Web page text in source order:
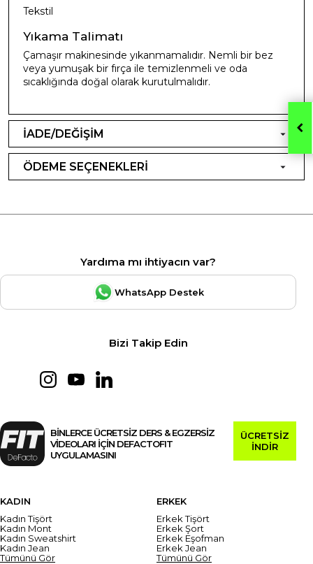
Tekstil
Yıkama Talimatı
Çamaşır makinesinde yıkanmamalıdır. Nemli bir bez
veya yumuşak bir fırça ile temizlenmeli ve oda
sıcaklığında doğal olarak kurutulmalıdır.
İADE/DEĞİŞİM
ÖDEME SEÇENEKLERİ
Yardıma mı ihtiyacın var?
WhatsApp Destek
Bizi Takip Edin
BİNLERCE ÜCRETSİZ DERS & EGZERSİZ
VİDEOLARI İÇİN DEFACTOFIT
UYGULAMASINI
ÜCRETSİZ
İNDİR
KADIN
Kadın Tişört
Kadın Mont
Kadın Sweatshirt
Kadın Jean
Tümünü Gör
ERKEK
Erkek Tişört
Erkek Şort
Erkek Eşofman
Erkek Jean
Tümünü Gör